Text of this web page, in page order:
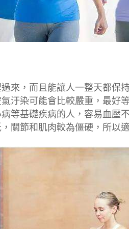
過來，而且能讓人一整天都保
汙染可能會比較嚴重，最好
等基礎疾病的人 ，容易血壓
關節和肌肉較為僵硬，所以